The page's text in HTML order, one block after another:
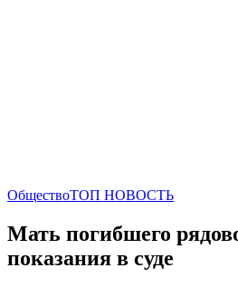
ОбществоТОП НОВОСТЬ
Мать погибшего
показания в суде